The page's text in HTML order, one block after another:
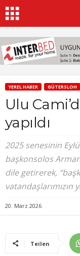
YEREL HABER GÜTERSLOH
Ulu
yapıldı
2025 senesinin
başkonsolos
dile getirerek,
vatandaşlarımızın
20. März 2026
Teilen